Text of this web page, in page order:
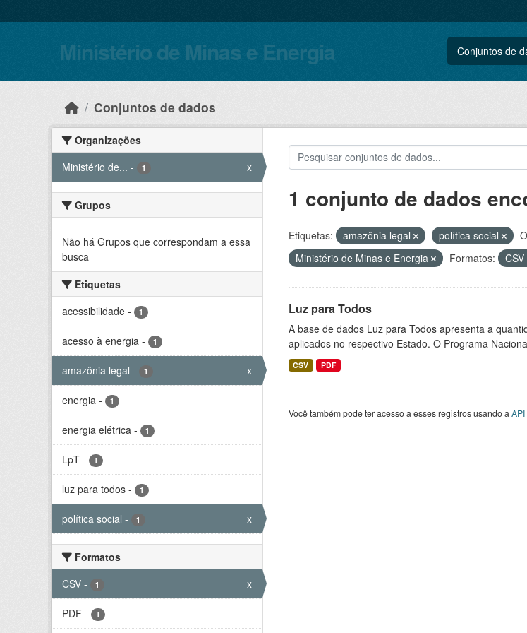
Ministério de Minas e Energia Conjuntos de
Conjuntos de dados
Organizações
Ministério de... - 1 x
Grupos
Não há Grupos que correspondam a essa
busca
Etiquetas
acessibilidade - 1
acesso à energia - 1
amazônia legal - 1 x
energia - 1
energia elétrica - 1
LpT - 1
luz para todos - 1
política social - 1 x
Formatos
CSV - 1 x
PDF - 1
1 conjunto de dados
Etiquetas: amazônia legal política social
Ministério de Minas e Energia
Formatos: CSV
Luz para Todos
A base de dados Luz para Todos apresenta a
aplicados no respectivo Estado. O Programa
CSV PDF
Você também pode ter acesso a esses registros usando a API